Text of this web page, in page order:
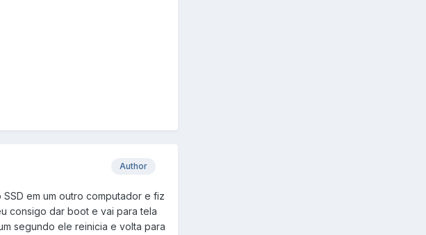
Author
em um outro computador e fiz
consigo dar boot e vai para tela
segundo ele reinicia e volta para